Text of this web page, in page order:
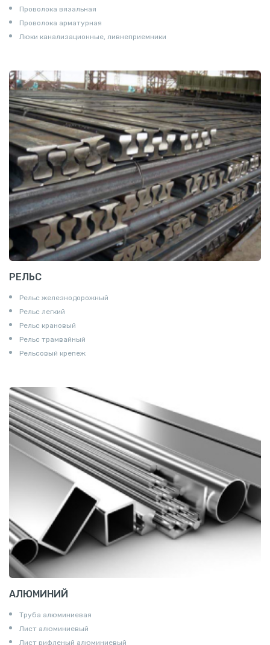
Проволока вязальная
Проволока арматурная
Люки канализационные, ливнеприемники
РЕЛЬС
Рельс железнодорожный
Рельс легкий
Рельс крановый
Рельс трамвайный
Рельсовый крепеж
АЛЮМИНИЙ
Труба алюминиевая
Лист алюминиевый
Лист рифленый алюминиевый